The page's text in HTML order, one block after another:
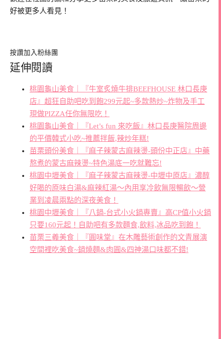
好被更多人看見！
按讚加入粉絲團
延伸閱讀
桃園龜山美食｜『牛室炙燒牛排BEEFHOUSE 林口長庚
店』超狂自助吧吃到飽299元起~多款熱炒~炸物及手工
現做PIZZA任你無限吃！
桃園龜山美食｜『Let’s fun 來吃飯』林口長庚醫院周邊
的平價韓式小吃~推薦拌飯,辣炒年糕!
苗栗頭份美食｜『麻子辣蒙古麻辣燙-頭份中正店』中藥
熬煮的蒙古麻辣燙~特色湯底一吃就難忘!
桃園中壢美食｜『麻子辣蒙古麻辣燙-中壢中原店』濃醇
好喝的原味白湯&麻辣紅湯～內用享冷飲無限暢飲～營
業到凌晨兩點的深夜美食！
桃園中壢美食｜『八鍋-台式小火鍋專賣』高CP值小火鍋
只要160元起！自助吧有多款麵食,飲料,冰品吃到飽！
苗栗三義美食｜『圓味堂』在木雕藝術創作的文青展演
空間裡吃美食~鍋燒麵&肉圓&四神湯口味都不錯!